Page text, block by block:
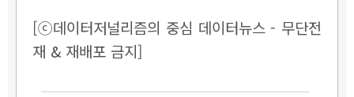
[ⓒ데이터저널리즘의 중심 데이터뉴스 - 무단전
재 & 재배포 금지]